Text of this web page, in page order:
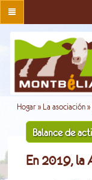
Hogar » La asociación »
Balance de
En 2019, la